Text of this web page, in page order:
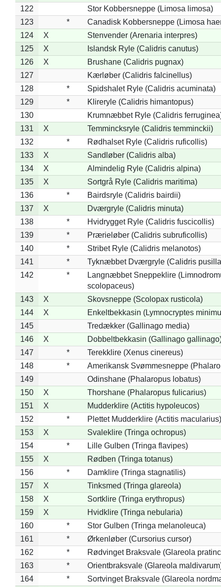
122
Stor Kobbersneppe (Limosa limosa)
123
*
Canadisk Kobbersneppe (Limosa
124
X
Stenvender (Arenaria interpres)
125
X
Islandsk Ryle (Calidris canutus)
126
X
Brushane (Calidris pugnax)
127
Kærløber (Calidris falcinellus)
128
*
Spidshalet Ryle (Calidris acuminata)
129
*
Klireryle (Calidris himantopus)
130
Krumnæbbet Ryle (Calidris
131
X
Temmincksryle (Calidris temminckii)
132
*
Rødhalset Ryle (Calidris ruficollis)
133
X
Sandløber (Calidris alba)
134
X
Almindelig Ryle (Calidris alpina)
135
X
Sortgrå Ryle (Calidris maritima)
136
*
Bairdsryle (Calidris bairdii)
137
X
Dværgryle (Calidris minuta)
138
*
Hvidrygget Ryle (Calidris fuscicollis)
139
*
Prærieløber (Calidris subruficollis)
140
*
Stribet Ryle (Calidris melanotos)
141
*
Tyknæbbet Dværgryle (Calidris
142
*
Langnæbbet Sneppeklire
scolopaceus)
143
X
Skovsneppe (Scolopax rusticola)
144
X
Enkeltbekkasin (Lymnocryptes
145
Tredækker (Gallinago media)
146
X
Dobbeltbekkasin (Gallinago
147
*
Terekklire (Xenus cinereus)
148
*
Amerikansk Svømmesneppe
149
Odinshane (Phalaropus lobatus)
150
X
Thorshane (Phalaropus fulicarius)
151
X
Mudderklire (Actitis hypoleucos)
152
*
Plettet Mudderklire (Actitis macularius)
153
X
Svaleklire (Tringa ochropus)
154
*
Lille Gulben (Tringa flavipes)
155
X
Rødben (Tringa totanus)
156
*
Damklire (Tringa stagnatilis)
157
X
Tinksmed (Tringa glareola)
158
X
Sortklire (Tringa erythropus)
159
X
Hvidklire (Tringa nebularia)
160
*
Stor Gulben (Tringa melanoleuca)
161
*
Ørkenløber (Cursorius cursor)
162
*
Rødvinget Braksvale (Glareola
163
*
Orientbraksvale (Glareola
164
*
Sortvinget Braksvale (Glareola